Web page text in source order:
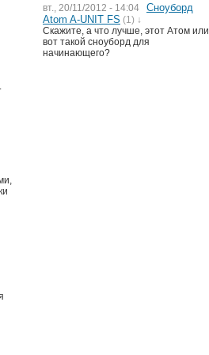
вт., 20/11/2012 - 14:04
Сноуборд
Atom A-UNIT FS (1) ↓
Скажите, а что лучше, этот Атом или
вот такой сноуборд для
начинающего?